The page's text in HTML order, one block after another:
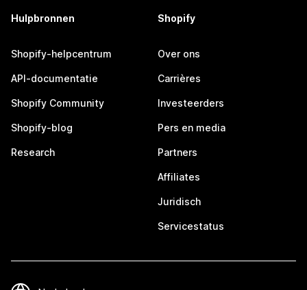
Hulpbronnen
Shopify-helpcentrum
API-documentatie
Shopify Community
Shopify-blog
Research
Shopify
Over ons
Carrières
Investeerders
Pers en media
Partners
Affiliates
Juridisch
Servicestatus